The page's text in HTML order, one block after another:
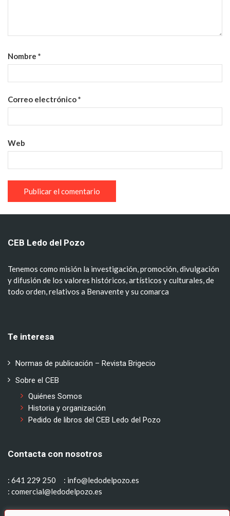
Nombre *
Correo electrónico*
Web
CEB Ledo del Pozo
Tenemos como misión la investigación, promoción, divulgación
y difusión de los valores históricos, artísticos y culturales, de
todo orden, relativos a Benavente y su comarca
Te interesa
Normas de publicación – Revista Brigecio
Sobre el CEB
Quiénes Somos
Historia y organización
Pedido de libros del CEB Ledo del Pozo
Contacta con nosotros
: 641 229 250
: info@ledodelpozo.es
: comercial@ledodelpozo.es